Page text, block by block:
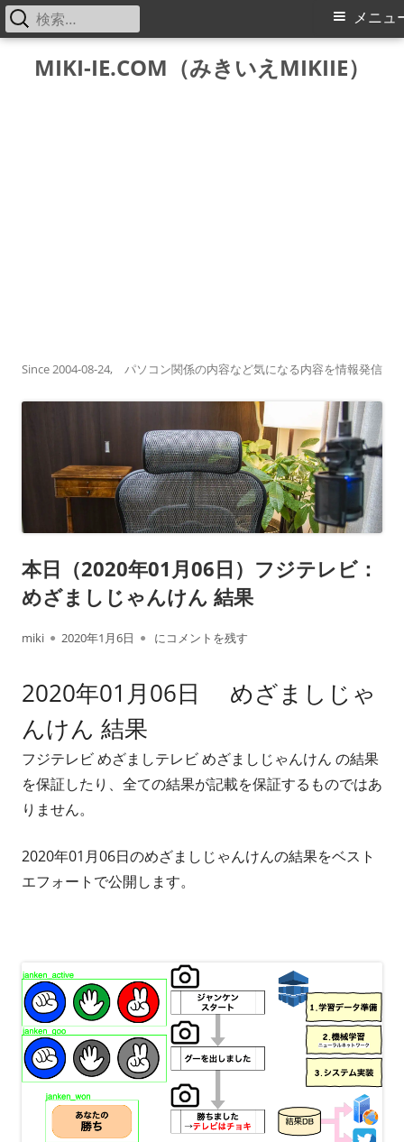
MIKI-IE.COM（みきいえMIKIIE）
Since 2004-08-24, パソコン関係の内容など気になる内容を情報発信
メ
メニュ
検
索:
本日（2020年01月06日）フジテレビ：
めざましじゃんけん 結果
作
者
miki
公
日
2020年1月6日 本日（2020年01月06日）フジテレビ： めざま
にコメントを残す
2020年01月06日 めざましじゃ
んけん 結果
フジテレビ めざましテレビ めざましじゃんけん の結果
を保証したり、全ての結果が記載を保証するものではあ
りません。
2020年01月06日のめざましじゃんけんの結果をベスト
エフォートで公開します。